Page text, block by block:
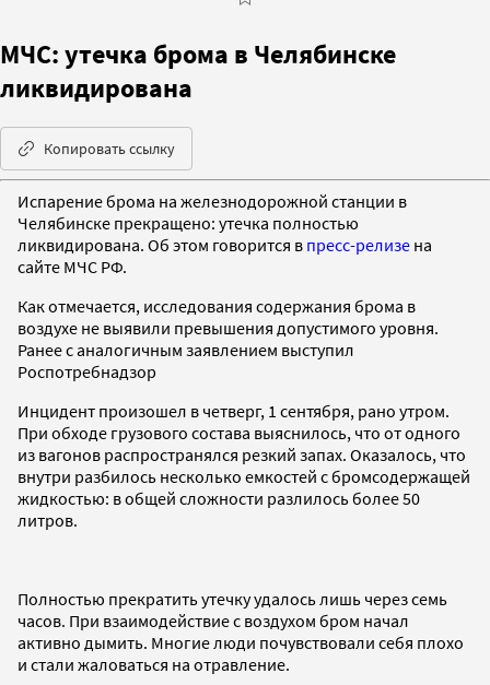
МЧС: утечка брома в Челябинске
ликвидирована
Копировать ссылку
Испарение брома на железнодорожной станции в
Челябинске прекращено: утечка полностью
ликвидирована. Об этом говорится в пресс-релизе на
сайте МЧС РФ.
Как отмечается, исследования содержания брома в
воздухе не выявили превышения допустимого уровня.
Ранее с аналогичным заявлением выступил
Роспотребнадзор
Инцидент произошел в четверг, 1 сентября, рано утром.
При обходе грузового состава выяснилось, что от одного
из вагонов распространялся резкий запах. Оказалось, что
внутри разбилось несколько емкостей с бромсодержащей
жидкостью: в общей сложности разлилось более 50
литров.
Полностью прекратить утечку удалось лишь через семь
часов. При взаимодействие с воздухом бром начал
активно дымить. Многие люди почувствовали себя плохо
и стали жаловаться на отравление.